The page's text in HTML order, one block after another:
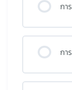
กา
กา